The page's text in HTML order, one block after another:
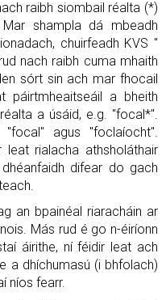
raibh siombail réalta (*)
shampla dá mbeadh
chuirfeadh KVS "
nach raibh cuma mhaith
sórt sin ach mar fhocail
páirtmheaitseáil a bheith
a úsáid, e.g. "focal*".
agus "foclaíocht".
rialacha athsholáthair
difear do gach
an bpainéal riaracháin ar
Más rud é go n-éiríonn
áirithe, ní féidir leat ach
a dhíchumasú (i bhfolach)
níos fearr.